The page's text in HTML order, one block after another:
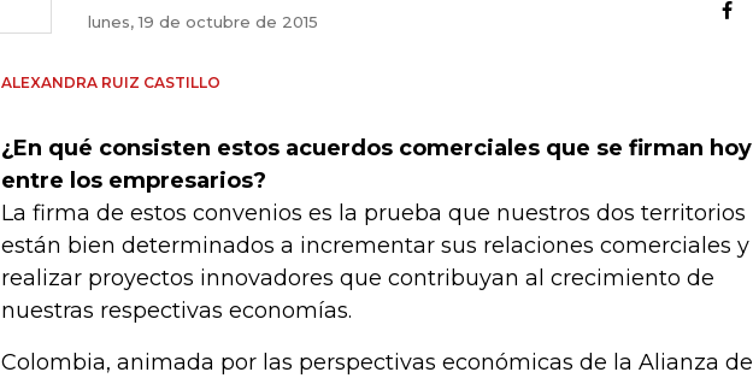
lunes, 19 de octubre de 2015
ALEXANDRA RUIZ CASTILLO
¿En qué consisten estos acuerdos comerciales que se firman hoy
entre los empresarios?
La firma de estos convenios es la prueba que nuestros dos territorios
están bien determinados a incrementar sus relaciones comerciales y
realizar proyectos innovadores que contribuyan al crecimiento de
nuestras respectivas economías.
Colombia, animada por las perspectivas económicas de la Alianza del